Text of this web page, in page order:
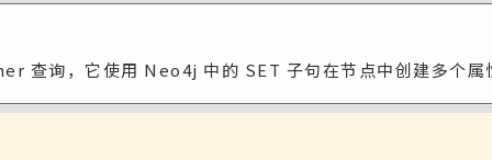
查询，它使用 Neo4j 中的 SET 子句在节点中创建多个属